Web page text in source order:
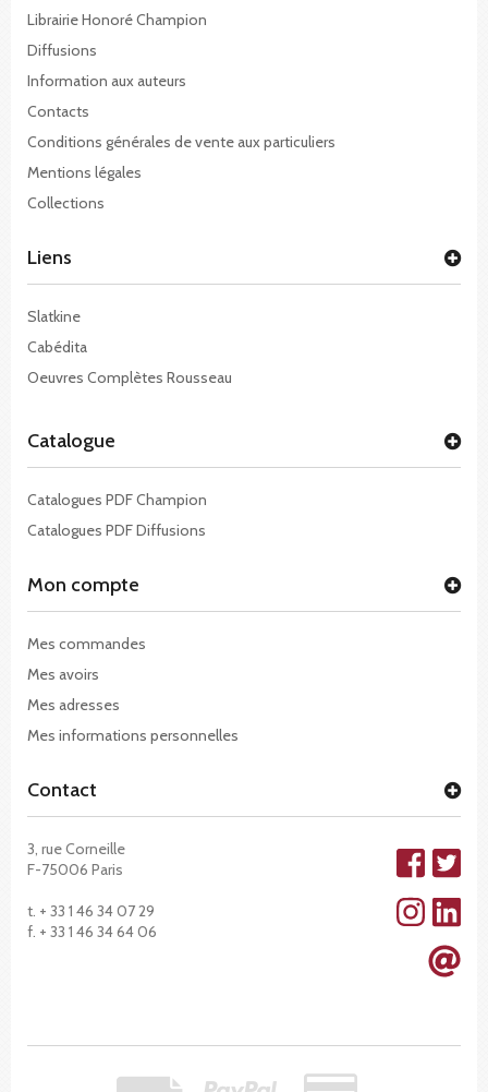
Librairie Honoré Champion
Diffusions
Information aux auteurs
Contacts
Conditions générales de vente aux particuliers
Mentions légales
Collections
Liens
Slatkine
Cabédita
Oeuvres Complètes Rousseau
Catalogue
Catalogues PDF Champion
Catalogues PDF Diffusions
Mon compte
Mes commandes
Mes avoirs
Mes adresses
Mes informations personnelles
Contact
3, rue Corneille
F-75006 Paris
t. + 33 1 46 34 07 29
f. + 33 1 46 34 64 06